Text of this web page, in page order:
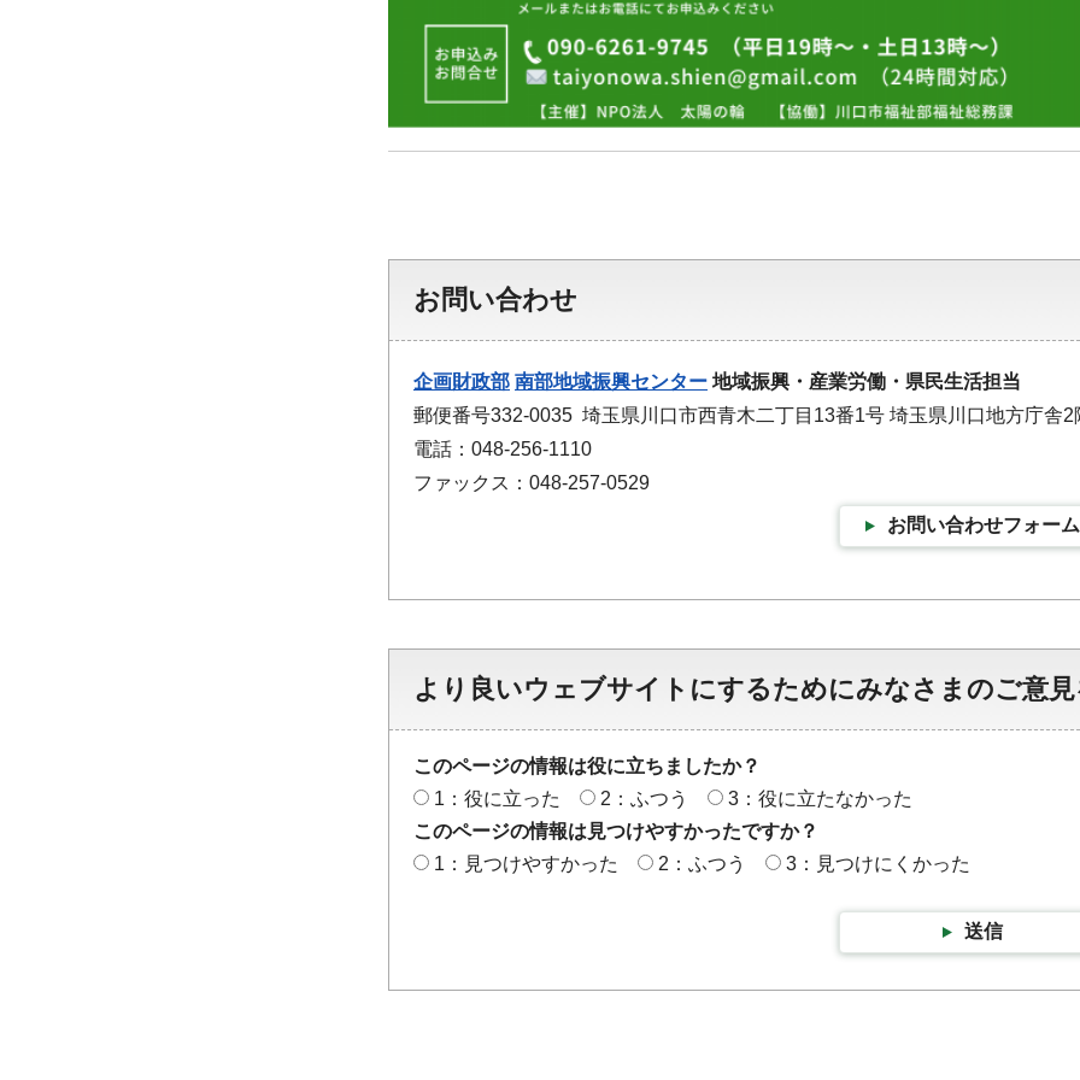
お問い合わせ
企画財政部 南部地域振興センター 地域振興・産業労働・県民生活担当
郵便番号332-0035 埼玉県川口市西青木二丁目13番1号 埼玉県川口地方庁舎2
電話：048-256-1110
ファックス：048-257-0529
お問い合わせフォーム
より良いウェブサイトにするためにみなさまのご意
このページの情報は役に立ちましたか？
1：役に立った
2：ふつう
3：役に立たなかった
このページの情報は見つけやすかったですか？
1：見つけやすかった
2：ふつう 3：見つけにくかった
送信